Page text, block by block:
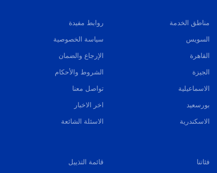
مناطق الخدمة
السويس
القاهرة
الجيزة
الاسماعيلية
بورسعيد
الاسكندرية
روابط مفيدة
سياسة الخصوصية
الإرجاع والضمان
الشروط والأحكام
تواصل معنا
اخر الاخبار
الاسئلة الشائعة
فئاتنا
قائمة التذييل